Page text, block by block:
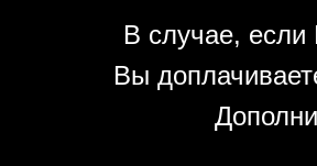
В случае, если
Вы